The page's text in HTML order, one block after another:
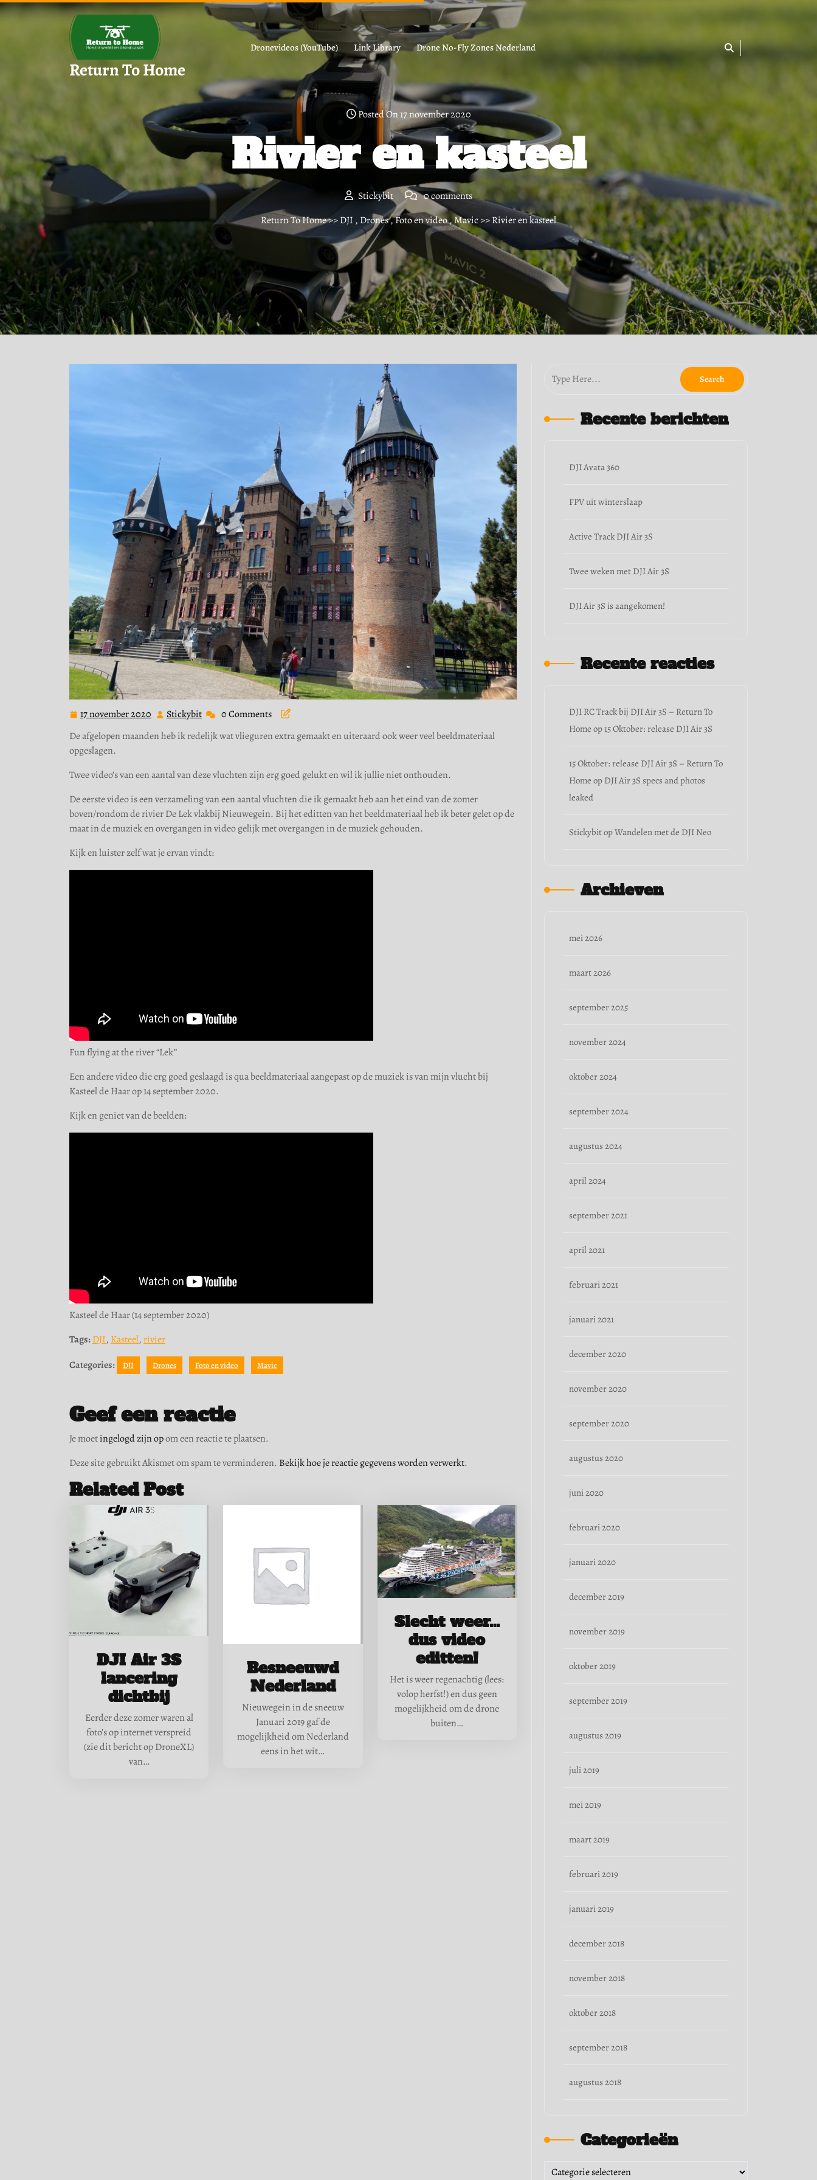
Skip
Return To Home
Dronevideos (YouTube) Link Library Drone No-Fly Zones Nederland
Posted On 17 november 2020
Rivier en kasteel
Stickybit
0 comments
Return To Home>>DJI , Drones,Foto en video,Mavic>> Rivier en kasteel
17 november 2020 17
november
Stickybit Stickybit0 Comments
De afgelopen maanden heb ik redelijk wat vlieguren extra gemaakt en uiteraard ook weer veel beeldmateriaal
opgeslagen.
Twee video’s van een aantal van deze vluchten zijn erg goed gelukt en wil ik jullie niet onthouden.
De eerste video is een verzameling van een aantal vluchten die ik gemaakt heb aan het eind van de zomer
boven/rondom de rivier De Lek vlakbij Nieuwegein. Bij het editten van het beeldmateriaal heb ik beter gelet op de
maat in de muziek en overgangen in video gelijk met overgangen in de muziek gehouden.
Kijk en luister zelf wat je ervan vindt:
Fun flying at the river “Lek”
Een andere video die erg goed geslaagd is qua beeldmateriaal aangepast op de muziek is van mijn vlucht bij
Kasteel de Haar op 14 september 2020.
Kijk en geniet van de beelden:
Kasteel de Haar (14 september 2020)
Tags:DJI, Kasteel,rivier
Categories:
DJI Drones Foto en video Mavic
Geef een reactie
Je moetingelogd zijn opom een reactie te plaatsen.
Deze site gebruikt Akismet om spam te verminderen. Bekijk hoe je reactie gegevens worden verwerkt.
Related Post
DJI Air 3S
lancering
dichtbij
Eerder deze zomer waren al
foto's op internet verspreid
(zie dit bericht op DroneXL)
van…
Besneeuwd
Nederland
Nieuwegein in de sneeuw
Januari 2019 gaf de
mogelijkheid om Nederland
eens in het wit…
Slecht weer…
dus video
editten!
Het is weer regenachtig (lees:
volop herfst!) en dus geen
mogelijkheid om de drone
buiten…
Recente berichten
DJI Avata 360
FPV uit winterslaap
Active Track DJI Air 3S
Twee weken met DJI Air 3S
DJI Air 3S is aangekomen!
Recente reacties
DJI RC Track bij DJI Air 3S – Return To
Home op15 Oktober: release DJI Air 3S
15 Oktober: release DJI Air 3S – Return To
Home op DJI Air 3S specs and photos
leaked
StickybitopWandelen met de DJI Neo
Archieven
mei 2026
maart 2026
september 2025
november 2024
oktober 2024
september 2024
augustus 2024
april 2024
september 2021
april 2021
februari 2021
januari 2021
december 2020
november 2020
september 2020
augustus 2020
juni 2020
februari 2020
januari 2020
december 2019
november 2019
oktober 2019
september 2019
augustus 2019
juli 2019
mei 2019
maart 2019
februari 2019
januari 2019
december 2018
november 2018
oktober 2018
september 2018
augustus 2018
Categorieën
Categorieën